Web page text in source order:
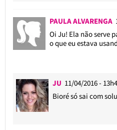
PAULA ALVARENGA
Oi Ju! Ela não serve
o que eu estava
JU 11/04/2016 -
Bioré só sai com